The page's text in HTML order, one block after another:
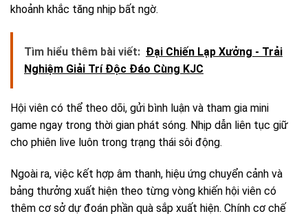
khoảnh khắc tăng nhịp bất ngờ.
Tìm hiểu thêm bài viết: Đại Chiến Lạp Xưởng - Trải
Nghiệm Giải Trí Độc Đáo Cùng KJC
Hội viên có thể theo dõi, gửi bình luận và tham gia mini
game ngay trong thời gian phát sóng. Nhịp dẫn liên tục giữ
cho phiên live luôn trong trạng thái sôi động.
Ngoài ra, việc kết hợp âm thanh, hiệu ứng chuyển cảnh và
bảng thưởng xuất hiện theo từng vòng khiến hội viên có
thêm cơ sở dự đoán phần quà sắp xuất hiện. Chính cơ chế